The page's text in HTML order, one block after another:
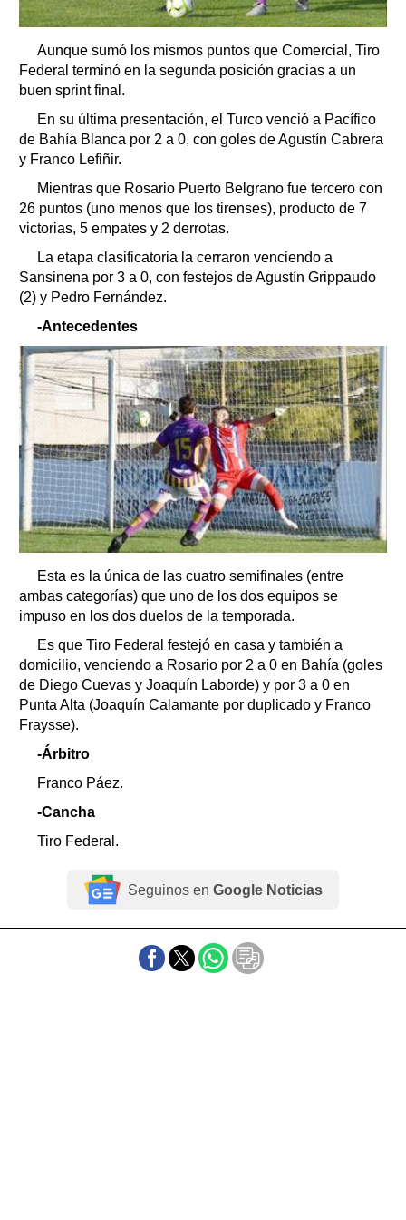
Aunque sumó los mismos puntos que Comercial, Tiro
Federal terminó en la segunda posición gracias a un
buen sprint final.
En su última presentación, el Turco venció a Pacífico
de Bahía Blanca por 2 a 0, con goles de Agustín Cabrera
y Franco Lefiñir.
Mientras que Rosario Puerto Belgrano fue tercero con
26 puntos (uno menos que los tirenses), producto de 7
victorias, 5 empates y 2 derrotas.
La etapa clasificatoria la cerraron venciendo a
Sansinena por 3 a 0, con festejos de Agustín Grippaudo
(2) y Pedro Fernández.
-Antecedentes
Esta es la única de las cuatro semifinales (entre
ambas categorías) que uno de los dos equipos se
impuso en los dos duelos de la temporada.
Es que Tiro Federal festejó en casa y también a
domicilio, venciendo a Rosario por 2 a 0 en Bahía (goles
de Diego Cuevas y Joaquín Laborde) y por 3 a 0 en
Punta Alta (Joaquín Calamante por duplicado y Franco
Fraysse).
-Árbitro
Franco Páez.
-Cancha
Tiro Federal.
Seguinos en Google Noticias